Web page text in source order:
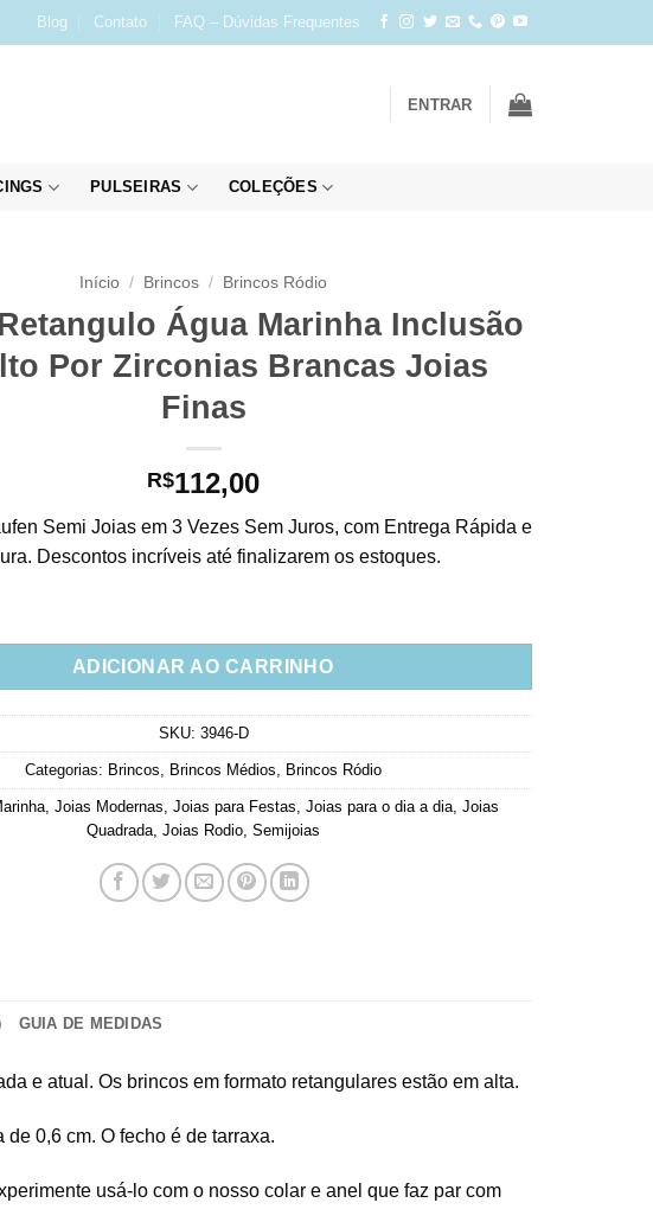
Blog Contato FAQ – Dúvidas Frequentes
ENTRAR
PULSEIRAS COLEÇÕES
Início / Brincos / Brincos Ródio
Água Marinha Inclusão
Por Zirconias Brancas Joias
Finas
R$112,00
Semi Joias em 3 Vezes Sem Juros, com Entrega Rápida e
Descontos incríveis até finalizarem os estoques.
Água Marinha Inclusão Envolto Por Zirconias Brancas Joias Finas quantidade
ADICIONAR AO CARRINHO
SKU: 3946-D
Categorias: Brincos Brincos Médios Brincos Ródio
Joias Modernas Joias para Festas Joias para o dia a dia Joias
Quadrada Joias Rodio Semijoias
GUIA DE MEDIDAS
e atual. Os brincos em formato retangulares estão em alta.
0,6 cm. O fecho é de tarraxa.
usá-lo com o nosso colar e anel que faz par com